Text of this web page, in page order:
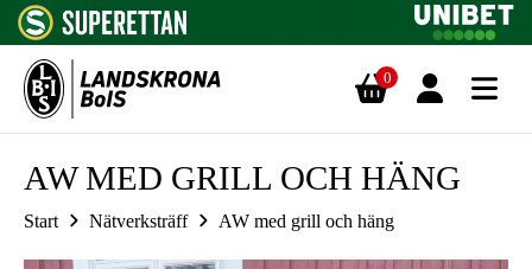
0
AW MED GRILL OCH HÄNG
Start Nätverksträff AW med grill och häng